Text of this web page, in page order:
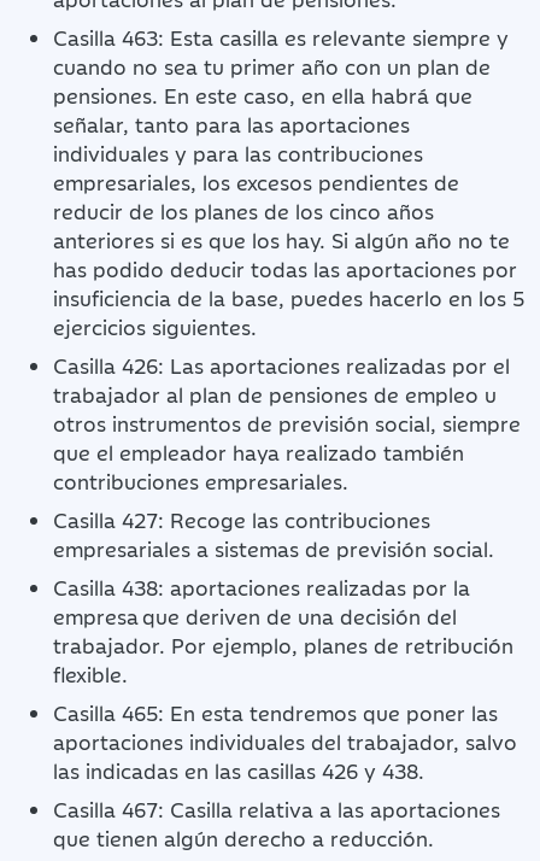
Casilla 463: Esta casilla es relevante siempre y
cuando no sea tu primer año con un plan de
pensiones. En este caso, en ella habrá que
señalar, tanto para las aportaciones
individuales y para las contribuciones
empresariales, los excesos pendientes de
reducir de los planes de los cinco años
anteriores si es que los hay. Si algún año no te
has podido deducir todas las aportaciones por
insuficiencia de la base, puedes hacerlo en los 5
ejercicios siguientes.
Casilla 426: Las aportaciones realizadas por el
trabajador al plan de pensiones de empleo u
otros instrumentos de previsión social, siempre
que el empleador haya realizado también
contribuciones empresariales.
Casilla 427: Recoge las contribuciones
empresariales a sistemas de previsión social.
Casilla 438: aportaciones realizadas por la
empresa que deriven de una decisión del
trabajador. Por ejemplo, planes de retribución
flexible.
Casilla 465: En esta tendremos que poner las
aportaciones individuales del trabajador, salvo
las indicadas en las casillas 426 y 438.
Casilla 467: Casilla relativa a las aportaciones
que tienen algún derecho a reducción.